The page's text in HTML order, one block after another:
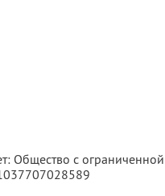
Общество с